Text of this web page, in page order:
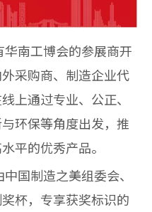
南工博会的参展商开
采购商、制造企业代
上通过专业、公正、
环保等角度出发，推
平的优秀产品。
国制造之美组委会、
杯，专享获奖标识的